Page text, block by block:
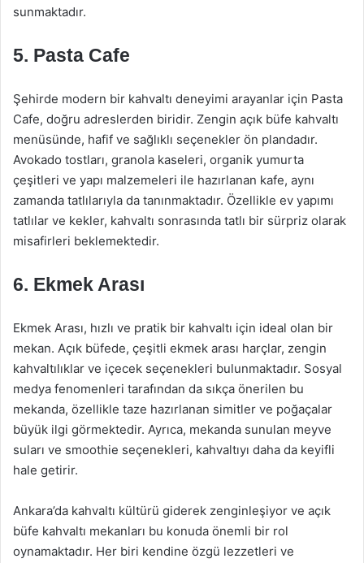
sunmaktadır.
5. Pasta Cafe
Şehirde modern bir kahvaltı deneyimi arayanlar için Pasta
Cafe, doğru adreslerden biridir. Zengin açık büfe kahvaltı
menüsünde, hafif ve sağlıklı seçenekler ön plandadır.
Avokado tostları, granola kaseleri, organik yumurta
çeşitleri ve yapı malzemeleri ile hazırlanan kafe, aynı
zamanda tatlılarıyla da tanınmaktadır. Özellikle ev yapımı
tatlılar ve kekler, kahvaltı sonrasında tatlı bir sürpriz olarak
misafirleri beklemektedir.
6. Ekmek Arası
Ekmek Arası, hızlı ve pratik bir kahvaltı için ideal olan bir
mekan. Açık büfede, çeşitli ekmek arası harçlar, zengin
kahvaltılıklar ve içecek seçenekleri bulunmaktadır. Sosyal
medya fenomenleri tarafından da sıkça önerilen bu
mekanda, özellikle taze hazırlanan simitler ve poğaçalar
büyük ilgi görmektedir. Ayrıca, mekanda sunulan meyve
suları ve smoothie seçenekleri, kahvaltıyı daha da keyifli
hale getirir.
Ankara’da kahvaltı kültürü giderek zenginleşiyor ve açık
büfe kahvaltı mekanları bu konuda önemli bir rol
oynamaktadır. Her biri kendine özgü lezzetleri ve